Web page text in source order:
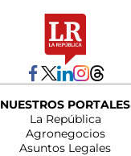
NUESTROS PORTALES
La República
Agronegocios
Asuntos Legales